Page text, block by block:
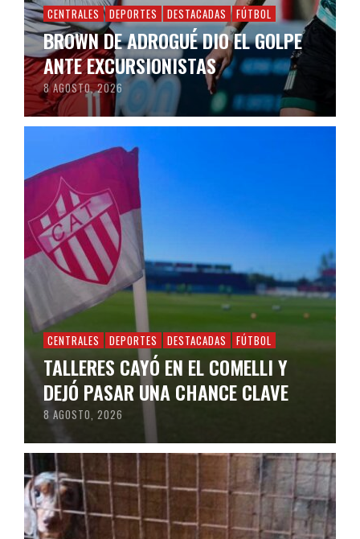
CENTRALES DEPORTES DESTACADAS FÚTBOL
BROWN DE ADROGUÉ DIO EL GOLPE
ANTE EXCURSIONISTAS
8 AGOSTO, 2026
CENTRALES DEPORTES DESTACADAS FÚTBOL
TALLERES CAYÓ EN EL COMELLI Y
DEJÓ PASAR UNA CHANCE CLAVE
8 AGOSTO, 2026